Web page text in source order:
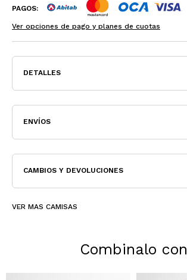
PAGOS:
Ver opciones de pago y planes de cuotas
DETALLES
ENVÍOS
CAMBIOS Y DEVOLUCIONES
VER MAS CAMISAS
Combinalo con